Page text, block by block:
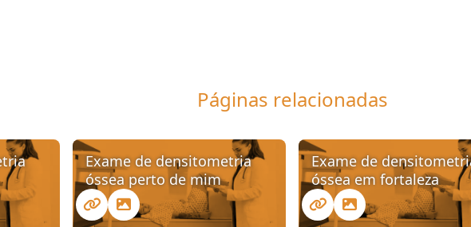
Páginas relacionadas
Exame de densitometria
óssea perto de mim
Exame de
óssea em fortaleza